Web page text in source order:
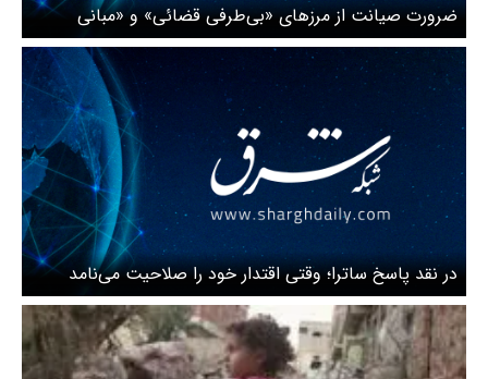
ضرورت صیانت از مرزهای «بی‌طرفی قضائی» و «مبانی
مالکیت فکری»
در نقد پاسخ ساترا؛ وقتی اقتدار خود را صلاحیت می‌نامد